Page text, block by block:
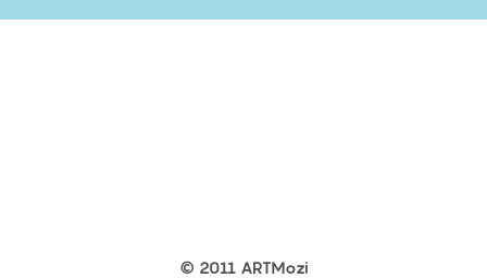
© 2011 ARTMozi